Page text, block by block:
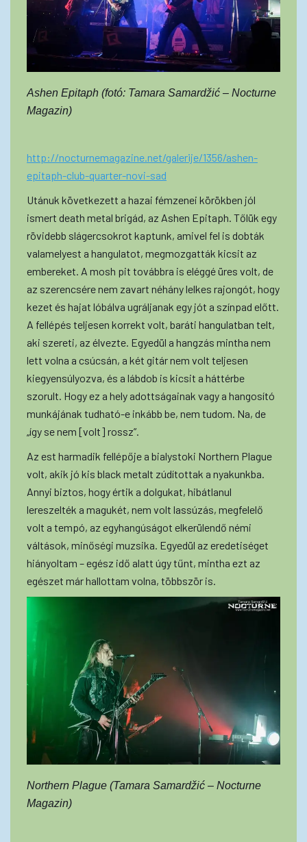
Ashen Epitaph (fotó: Tamara Samardžić – Nocturne
Magazin)
http://nocturnemagazine.net/galerije/1356/ashen-
epitaph-club-quarter-novi-sad
Utánuk következett a hazai fémzenei körökben jól
ismert death metal brigád, az Ashen Epitaph. Tőlük egy
rövidebb slágercsokrot kaptunk, amivel fel is dobták
valamelyest a hangulatot, megmozgatták kicsit az
embereket. A mosh pit továbbra is eléggé üres volt, de
az szerencsére nem zavart néhány lelkes rajongót, hogy
kezet és hajat lóbálva ugráljanak egy jót a színpad előtt.
A fellépés teljesen korrekt volt, baráti hangulatban telt,
aki szereti, az élvezte. Egyedül a hangzás mintha nem
lett volna a csúcsán, a két gitár nem volt teljesen
kiegyensúlyozva, és a lábdob is kicsit a háttérbe
szorult. Hogy ez a hely adottságainak vagy a hangosító
munkájának tudható-e inkább be, nem tudom. Na, de
„így se nem [volt] rossz”.
Az est harmadik fellépője a bialystoki Northern Plague
volt, akik jó kis black metalt zúdítottak a nyakunkba.
Annyi biztos, hogy értik a dolgukat, hibátlanul
lereszelték a magukét, nem volt lassúzás, megfelelő
volt a tempó, az egyhangúságot elkerülendő némi
váltások, minőségi muzsika. Egyedül az eredetiséget
hiányoltam – egész idő alatt úgy tűnt, mintha ezt az
egészet már hallottam volna, többször is.
Northern Plague (Tamara Samardžić – Nocturne
Magazin)